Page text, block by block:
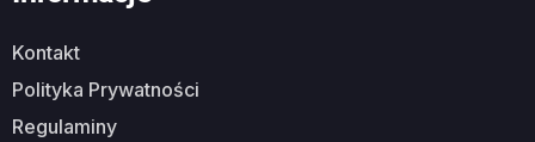
Kontakt
Polityka Prywatności
Regulaminy